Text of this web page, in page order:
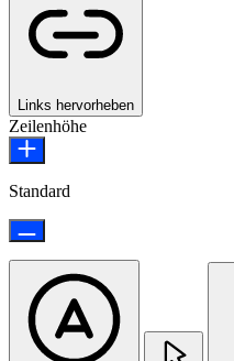
Links hervorheben
Zeilenhöhe
Standard